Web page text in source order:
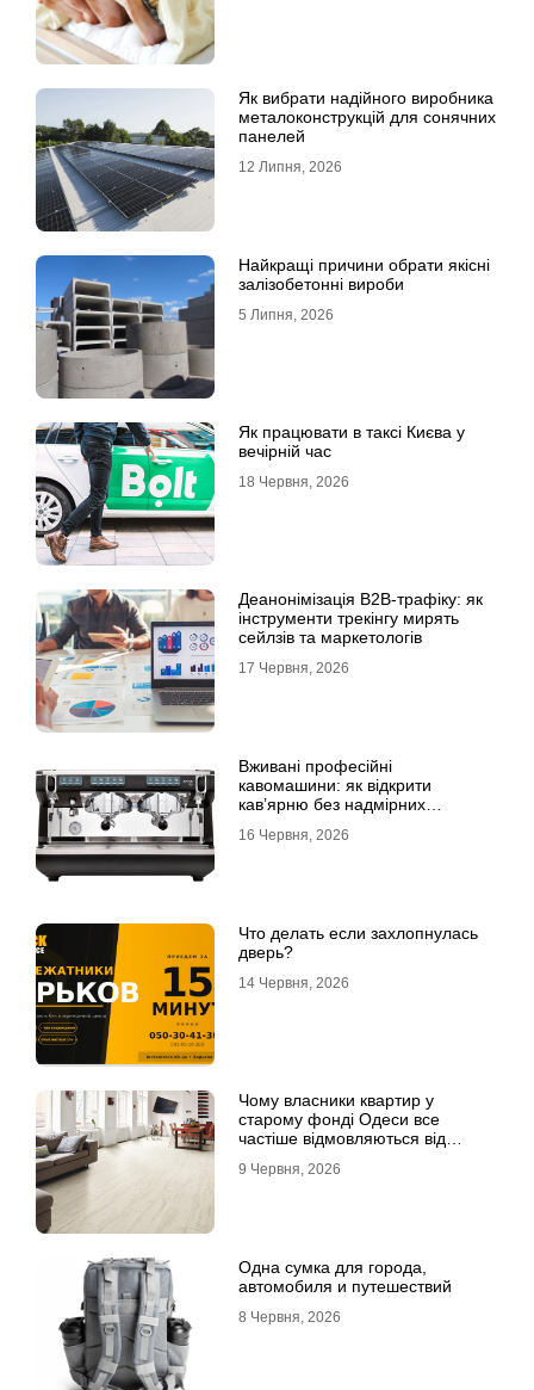
Як вибрати надійного виробника
металоконструкцій для сонячних
панелей
12 Липня, 2026
Найкращі причини обрати якісні
залізобетонні вироби
5 Липня, 2026
Як працювати в таксі Києва у
вечірній час
18 Червня, 2026
Деанонімізація B2B-трафіку: як
інструменти трекінгу мирять
сейлзів та маркетологів
17 Червня, 2026
Вживані професійні
кавомашини: як відкрити
кав’ярню без надмірних
16 Червня, 2026
Что делать если захлопнулась
дверь?
14 Червня, 2026
Чому власники квартир у
старому фонді Одеси все
частіше відмовляються від
9 Червня, 2026
Одна сумка для города,
автомобиля и путешествий
8 Червня, 2026